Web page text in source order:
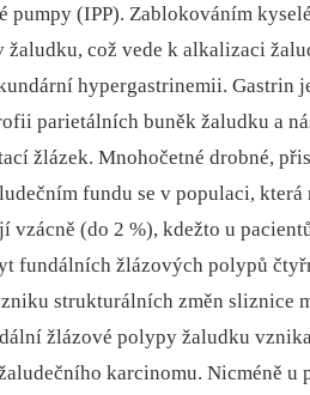
(IPP). Zablokováním kyselé
žaludku, což vede k alkalizaci
hypergastrinemii. Gastrin
parietálních buněk žaludku a
žlázek. Mnohočetné drobné,
fundu se v populaci, která
vzácně (do 2 %), kdežto u
fundálních žlázových polypů
strukturálních změn sliznice
žlázové polypy žaludku
karcinomu. Nicméně u